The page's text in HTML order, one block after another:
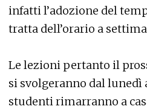
infatti l’adozione del
tratta dell’orario a
Le lezioni pertanto il
si svolgeranno dal lunedì
studenti rimarranno a